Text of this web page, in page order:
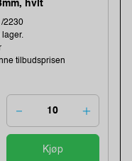
hvit
/2230
lager.
tilbudsprisen
Kjøp